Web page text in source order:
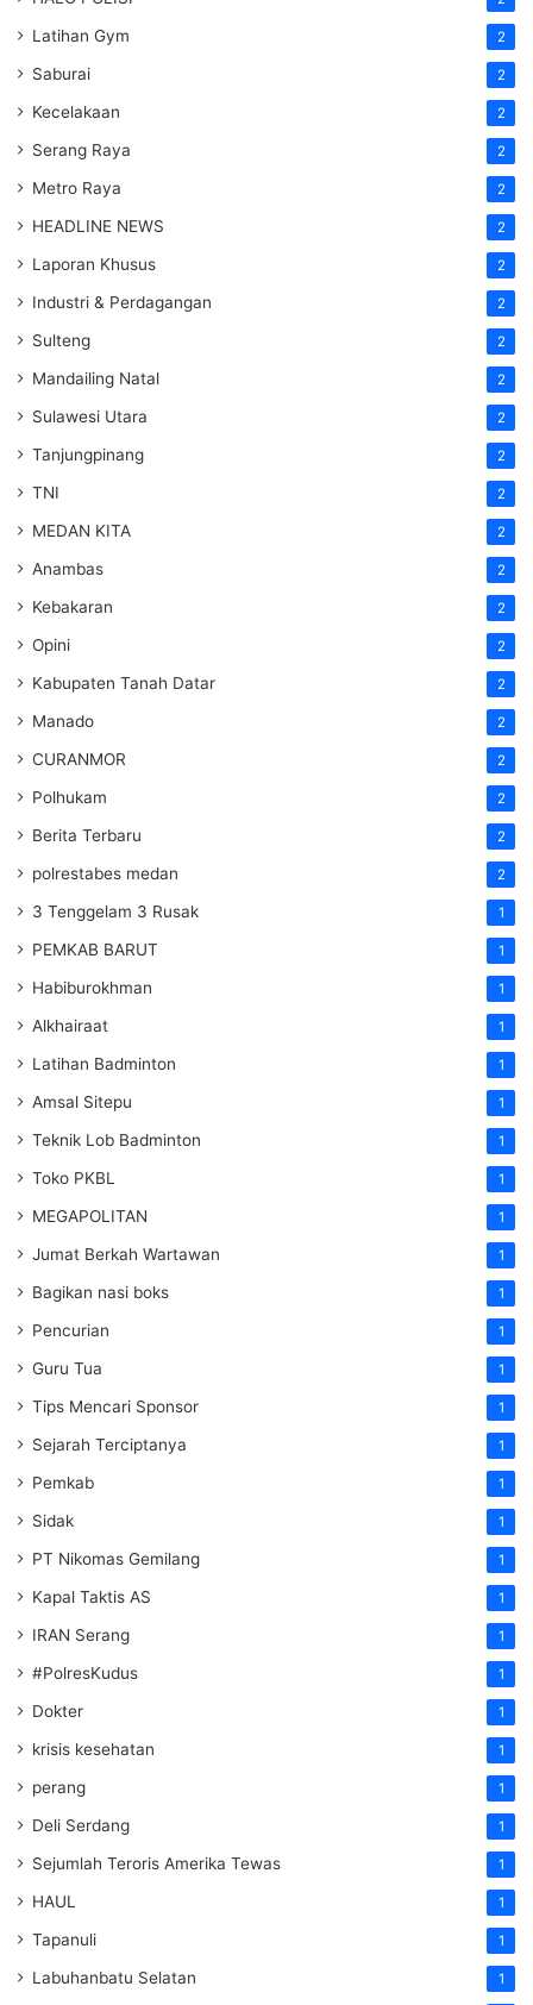
Latihan Gym 2
Saburai 2
Kecelakaan 2
Serang Raya 2
Metro Raya 2
HEADLINE NEWS 2
Laporan Khusus 2
Industri & Perdagangan 2
Sulteng 2
Mandailing Natal 2
Sulawesi Utara 2
Tanjungpinang 2
TNI 2
MEDAN KITA 2
Anambas 2
Kebakaran 2
Opini 2
Kabupaten Tanah Datar 2
Manado 2
CURANMOR 2
Polhukam 2
Berita Terbaru 2
polrestabes medan 2
3 Tenggelam 3 Rusak 1
PEMKAB BARUT 1
Habiburokhman 1
Alkhairaat 1
Latihan Badminton 1
Amsal Sitepu 1
Teknik Lob Badminton 1
Toko PKBL 1
MEGAPOLITAN 1
Jumat Berkah Wartawan 1
Bagikan nasi boks 1
Pencurian 1
Guru Tua 1
Tips Mencari Sponsor 1
Sejarah Terciptanya 1
Pemkab 1
Sidak 1
PT Nikomas Gemilang 1
Kapal Taktis AS 1
IRAN Serang 1
#PolresKudus 1
Dokter 1
krisis kesehatan 1
perang 1
Deli Serdang 1
Sejumlah Teroris Amerika Tewas 1
HAUL 1
Tapanuli 1
Labuhanbatu Selatan 1